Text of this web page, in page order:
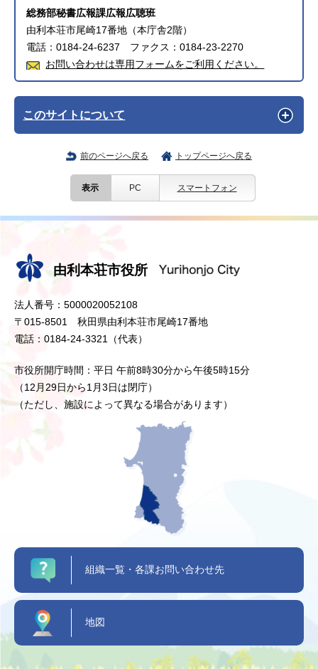
総務部秘書広報課広報広聴班
由利本荘市尾崎17番地（本庁舎2階）
電話：0184-24-6237 ファクス：0184-23-2270
お問い合わせは専用フォームをご利用ください。
このサイトについて
前のページへ戻る トップページへ戻る
表示 PC スマートフォン
由利本荘市役所
法人番号：5000020052108
〒015-8501 秋田県由利本荘市尾崎17番地
電話：0184-24-3321（代表）
市役所開庁時間：平日 午前8時30分から午後5時15分
（12月29日から1月3日は閉庁）
（ただし、施設によって異なる場合があります）
組織一覧・各課お問い合わせ先
地図